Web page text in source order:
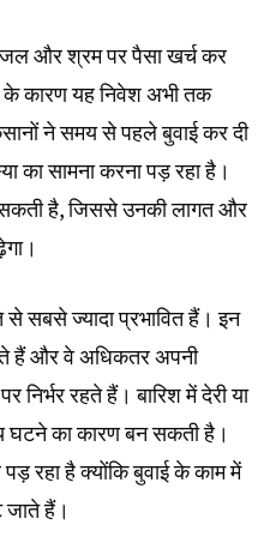
और श्रम पर पैसा खर्च कर
के कारण यह निवेश अभी तक
ने समय से पहले बुवाई कर दी
का सामना करना पड़ रहा है।
सकती है, जिससे उनकी लागत और
सबसे ज्यादा प्रभावित हैं। इन
हैं और वे अधिकतर अपनी
रहते हैं। बारिश में देरी या
का कारण बन सकती है।
रहा है क्योंकि बुवाई के काम में
हैं।